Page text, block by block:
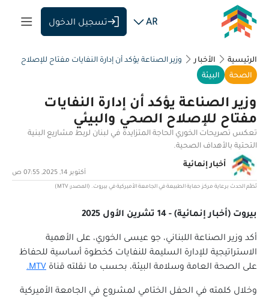
AR تسجيل الدخول
الرئيسية الأخبار
وزير الصناعة يؤكد أن إدارة النفايات مفتاح للإصلاح
الصحة البيئة
وزير الصناعة يؤكد أن إدارة النفايات
مفتاح للإصلاح الصحي والبيئي
تعكس تصريحات الخوري الحاجة المتزايدة في لبنان لربط مشاريع البنية
التحتية بالأهداف الصحية.
أخبار إنمائية
أكتوبر 14, 2025, 07:55 ص
نُظّم الحدث برعاية مركز حماية الطبيعة في الجامعة الأميركية في بيروت. (المصدر: MTV)
بيروت (أخبار إنمائية) - 14 تشرين الأول 2025
أكد وزير الصناعة اللبناني، جو عيسى الخوري، على الأهمية
الاستراتيجية للإدارة السليمة للنفايات كخطوة أساسية للحفاظ
على الصحة العامة وسلامة البيئة، بحسب ما نقلته قناة MTV.
وخلال كلمته في الحفل الختامي لمشروع في الجامعة الأميركية